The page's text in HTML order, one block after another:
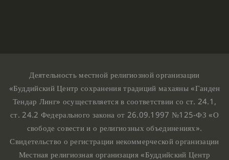
Деятельность местной религиозной организации
«Буддийский Центр сохранения традиций махаяны «Ганден
Тендар Линг» осуществляется в соответствии со ст. 24.1,
ст. 24.2 Федерального закона от 26.09.1997 №125-ФЗ «О
свободе совести и о религиозных объединениях».
Свидетельство о регистрации некоммерческой организации
Местная религиозная организация «Буддийский Центр